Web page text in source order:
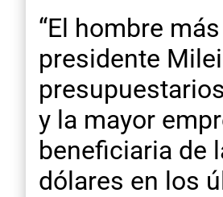
“El hombre
presidente
y la mayor
beneficiaria de
dólares en los